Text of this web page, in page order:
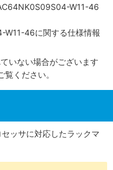
W11-46
46に関する仕様情報
いない場合がございます
覧ください。
ッサに対応したラックマ